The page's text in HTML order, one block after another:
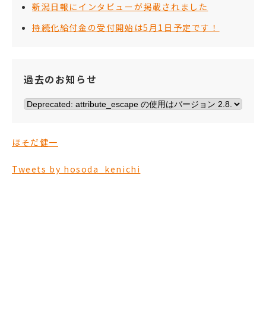
新潟日報にインタビューが掲載されました
持続化給付金の受付開始は5月1日予定です！
過去のお知らせ
ほそだ健一
Tweets by hosoda_kenichi